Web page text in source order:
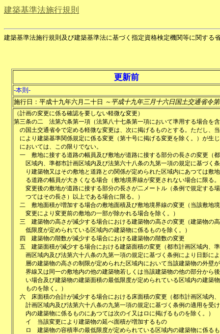
建築基準法施行規則
建築基準法施行規則及び建築基準法に基づく指定資格検定機関等に関する
更新前
-本則-
施行日：平成十九年六月二十日 ～平成十九年三月十六日国土交通省令
（計画の変更に係る確認を要しない軽微な変更）
第三条の二
法第六条第一項（法第八十七条第一項において準用する場合を
の国土交通省令で定める軽微な変更は、次に掲げるものとする。ただし、
により建築基準関係規定に係る変更（第十号に掲げる変更を除く。）が生
においては、この限りでない。
一
敷地に接する道路の幅員及び敷地が道路に接する部分の長さの変更（
区域内、準都市計画区域内及び法第六十八条の九第一項の規定に基づく
り建築物又はその敷地と道路との関係が定められた区域内にあつては敷
る道路の幅員が大きくなる場合（敷地境界線が変更されない場合に限る
変更後の敷地が道路に接する部分の長さが二メートル（条例で規定する
つてはその長さ）以上である場合に限る。）
二
敷地面積が増加する場合の敷地面積及び敷地境界線の変更（当該敷地
変更により変更前の敷地の一部が除かれる場合を除く。）
三
建築物の高さが減少する場合における建築物の高さの変更（建築物の
低限度が定められている区域内の建築物に係るものを除く。）
四
建築物の階数が減少する場合における建築物の階数の変更
五
建築面積が減少する場合における建築面積の変更（都市計画区域内、
画区域内及び法第六十八条の九第一項の規定に基づく条例により日影に
層の建築物の高さの制限が定められた区域内において当該建築物の外壁
界線又は同一の敷地内の他の建築物若しくは当該建築物の他の部分から
い場合及び建築物の建築面積の最低限度が定められている区域内の建築
ものを除く。）
六
床面積の合計が減少する場合における床面積の変更（都市計画区域内
計画区域内及び法第六十八条の九第一項の規定に基づく条例の適用を受
内の建築物に係るものにあつては次のイ又はロに掲げるものを除く。）
イ
当該変更により建築物の延べ面積が増加するもの
ロ
建築物の容積率の最低限度が定められている区域内の建築物に係る